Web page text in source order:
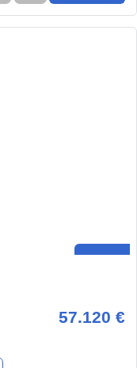
57.120 €